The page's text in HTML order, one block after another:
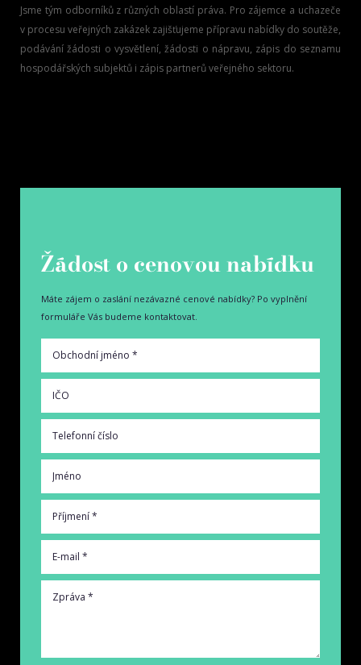
Jsme tým odborníků z různých oblastí práva. Pro zájemce a uchazeče
v procesu veřejných zakázek zajišťujeme přípravu nabídky do soutěže,
podávání žádosti o vysvětlení, žádosti o nápravu, zápis do seznamu
hospodářských subjektů i zápis partnerů veřejného sektoru.
Žádost o cenovou nabídku
Máte zájem o zaslání nezávazné cenové nabídky? Po vyplnění
formuláře Vás budeme kontaktovat.